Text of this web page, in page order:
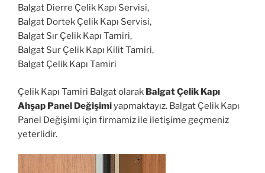
Balgat Dierre Çelik Kapı Servisi,
Balgat Dortek Çelik Kapı Servisi,
Balgat Sır Çelik Kapı Tamiri,
Balgat Sur Çelik Kapı Kilit Tamiri,
Balgat Çelik Kapı Tamiri
Çelik Kapı Tamiri Balgat olarak Balgat Çelik Kapı
Ahşap Panel Değişimiyapmaktayız. Balgat Çelik Kapı
Panel Değişimi için firmamiz ile iletişime geçmeniz
yeterlidir.